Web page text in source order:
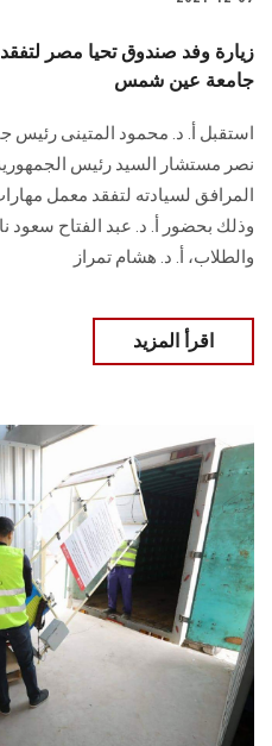
زيارة وفد صندوق تحيا مصر
جامعة عين شمس
استقبل أ. د. محمود المتينى
نصر مستشار السيد رئيس
المرافق لسيادته لتفقد معمل
وذلك بحضور أ. د. عبد الفتاح سعود
والطلاب، أ. د. هشام تمراز
اقرأ المزيد